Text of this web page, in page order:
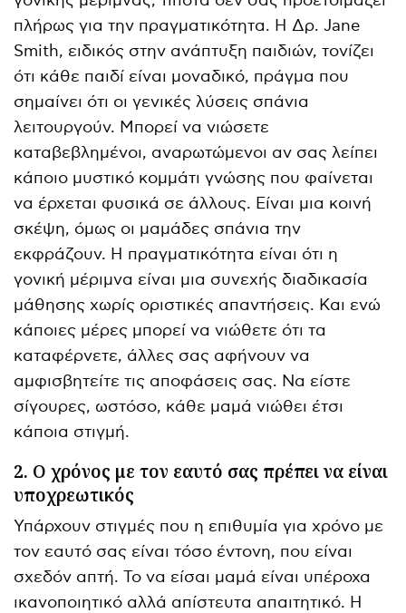
πλήρως για την πραγματικότητα. Η Δρ. Jane
Smith, ειδικός στην ανάπτυξη παιδιών, τονίζει
ότι κάθε παιδί είναι μοναδικό, πράγμα που
σημαίνει ότι οι γενικές λύσεις σπάνια
λειτουργούν. Μπορεί να νιώσετε
καταβεβλημένοι, αναρωτώμενοι αν σας λείπει
κάποιο μυστικό κομμάτι γνώσης που φαίνεται
να έρχεται φυσικά σε άλλους. Είναι μια κοινή
σκέψη, όμως οι μαμάδες σπάνια την
εκφράζουν. Η πραγματικότητα είναι ότι η
γονική μέριμνα είναι μια συνεχής διαδικασία
μάθησης χωρίς οριστικές απαντήσεις. Και ενώ
κάποιες μέρες μπορεί να νιώθετε ότι τα
καταφέρνετε, άλλες σας αφήνουν να
αμφισβητείτε τις αποφάσεις σας. Να είστε
σίγουρες, ωστόσο, κάθε μαμά νιώθει έτσι
κάποια στιγμή.
2. Ο χρόνος με τον εαυτό σας πρέπει να είναι
υποχρεωτικός
Υπάρχουν στιγμές που η επιθυμία για χρόνο με
τον εαυτό σας είναι τόσο έντονη, που είναι
σχεδόν απτή. Το να είσαι μαμά είναι υπέροχα
ικανοποιητικό αλλά απίστευτα απαιτητικό. Η